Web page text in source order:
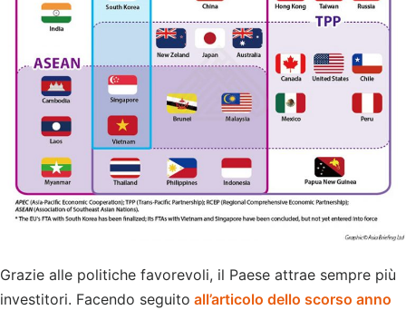
Grazie alle politiche favorevoli, il Paese attrae sempre più
investitori. Facendo seguito all’articolo dello scorso anno